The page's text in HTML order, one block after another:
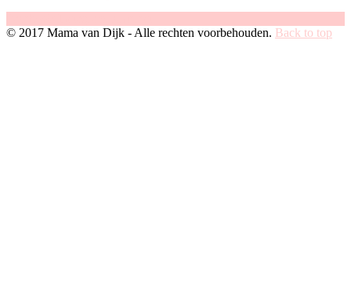
© 2017 Mama van Dijk - Alle rechten voorbehouden. Back to top